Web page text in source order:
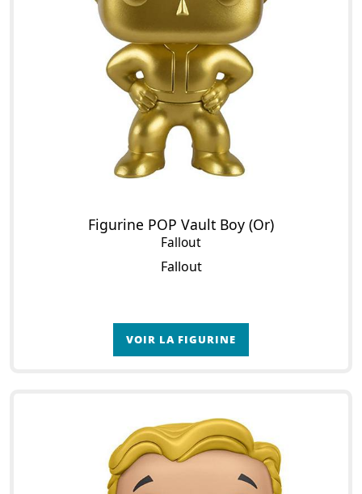
Figurine POP Vault Boy (Or)
Fallout
Fallout
VOIR LA FIGURINE